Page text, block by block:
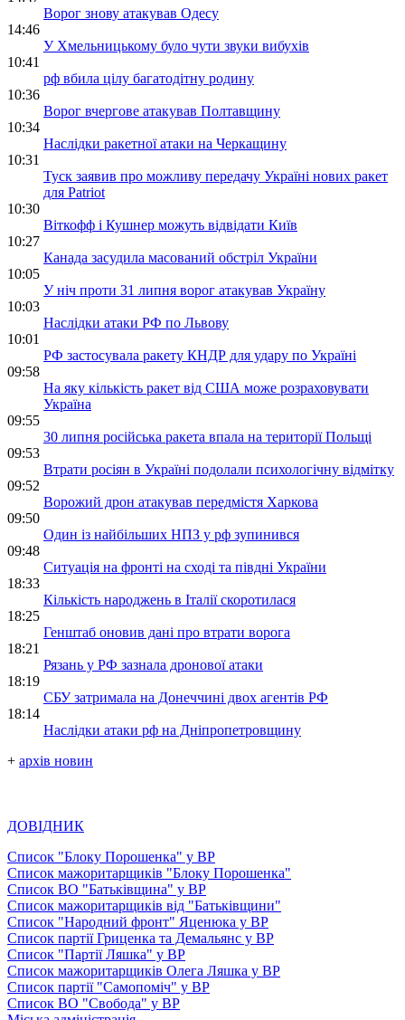
Ворог знову атакував Одесу
14:46
У Хмельницькому було чути звуки вибухів
10:41
рф вбила цілу багатодітну родину
10:36
Ворог вчергове атакував Полтавщину
10:34
Наслідки ракетної атаки на Черкащину
10:31
Туск заявив про можливу передачу Україні нових ракет
для Patriot
10:30
Віткофф і Кушнер можуть відвідати Київ
10:27
Канада засудила масований обстріл України
10:05
У ніч проти 31 липня ворог атакував Україну
10:03
Наслідки атаки РФ по Львову
10:01
РФ застосувала ракету КНДР для удару по Україні
09:58
На яку кількість ракет від США може розраховувати
Україна
09:55
30 липня російська ракета впала на території Польщі
09:53
Втрати росіян в Україні подолали психологічну відмітку
09:52
Ворожий дрон атакував передмістя Харкова
09:50
Один із найбільших НПЗ у рф зупинився
09:48
Ситуація на фронті на сході та півдні України
18:33
Кількість народжень в Італії скоротилася
18:25
Генштаб оновив дані про втрати ворога
18:21
Рязань у РФ зазнала дронової атаки
18:19
СБУ затримала на Донеччині двох агентів РФ
18:14
Наслідки атаки рф на Дніпропетровщину
+ архів новин
ДОВІДНИК
Список "Блоку Порошенка" у ВР
Список мажоритарщиків "Блоку Порошенка"
Список ВО "Батьківщина" у ВР
Список мажоритарщиків від "Батьківщини"
Список "Народний фронт" Яценюка у ВР
Список партії Гриценка та Демальянс у ВР
Список "Партії Ляшка" у ВР
Список мажоритарщиків Олега Ляшка у ВР
Список партії "Самопоміч" у ВР
Список ВО "Свобода" у ВР